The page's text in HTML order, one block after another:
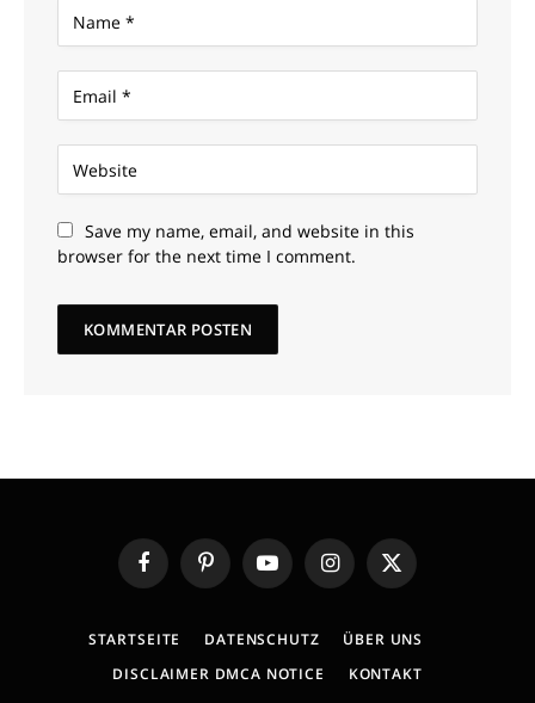
Save my name, email, and website in this
browser for the next time I comment.
FacebookPinterestYouTubeInstagram
X
(Twitter)
STARTSEITE DATENSCHUTZ
ÜBER UNS
DISCLAIMER DMCA NOTICE
KONTAKT